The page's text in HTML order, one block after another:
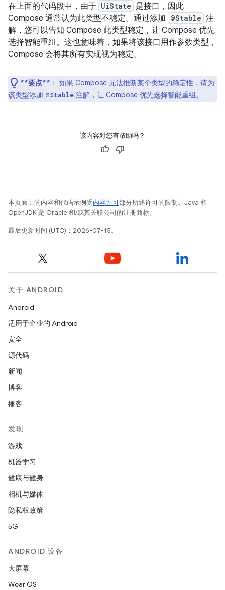
在上面的代码段中，由于 UiState 是接口，因此
Compose 通常认为此类型不稳定。通过添加 @Stable 注
解，您可以告知 Compose 此类型稳定，让 Compose 优先
选择智能重组。这也意味着，如果将该接口用作参数类型，
Compose 会将其所有实现视为稳定。
**要点** ： 如果 Compose 无法推断某个类型的稳定性，请为
该类型添加 @Stable 注解，让 Compose 优先选择智能重组。
该内容对您有帮助吗？
本页面上的内容和代码示例受内容许可部分所述许可的限制。Java 和
OpenJDK 是 Oracle 和/或其关联公司的注册商标。
最后更新时间 (UTC)：2026-07-15。
关于 ANDROID
Android
适用于企业的 Android
安全
源代码
新闻
博客
播客
发现
游戏
机器学习
健康与健身
相机与媒体
隐私权政策
5G
ANDROID 设备
大屏幕
Wear OS